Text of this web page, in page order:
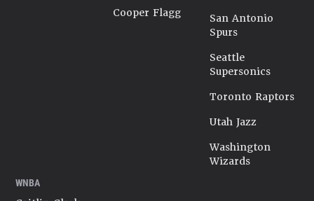
Cooper Flagg
San Antonio
Spurs
Seattle
Supersonics
Toronto Raptors
Utah Jazz
Washington
Wizards
WNBA